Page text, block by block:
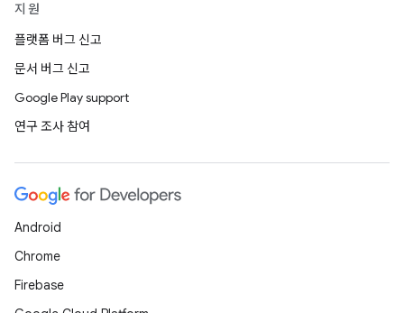
지원
플랫폼 버그 신고
문서 버그 신고
Google Play support
연구 조사 참여
Android
Chrome
Firebase